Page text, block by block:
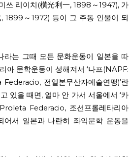
쓰 리이치(橫光利一, 1898～1947), 가
1899～1972) 등이 그 주동 인물이 되
라는 그때 모든 문화운동이 일본을 따
아 문학운동이 성해져서 ‘나프(NAPF:
전일본무산자예술연맹)’란
있을 때면, 얼마 안 가서 서울에서 ‘카
Federacio, 조선프롤레타리아
어서 일본과 나란히 좌익문학 운동을